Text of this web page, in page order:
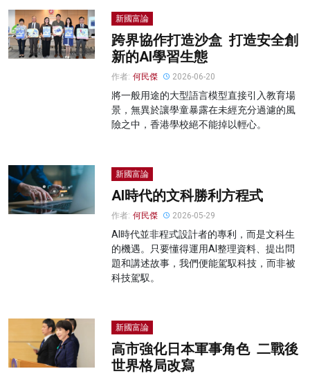
新國富論
跨界協作打造沙盒 打造安全創
新的AI學習生態
作者: 何民傑 2026-06-20
將一般用途的大型語言模型直接引入教育場
景，無異於讓學童暴露在未經充分過濾的風
險之中，香港學校絕不能掉以輕心。
新國富論
AI時代的文科勝利方程式
作者: 何民傑 2026-05-29
AI時代並非程式設計者的專利，而是文科生
的機遇。只要懂得運用AI整理資料、提出問
題和講述故事，我們便能駕馭科技，而非被
科技駕馭。
新國富論
高市強化日本軍事角色 二戰後
世界格局改寫